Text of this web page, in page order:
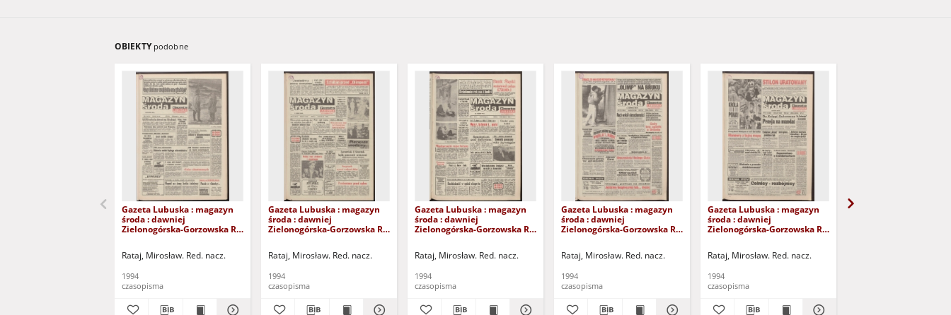
OBIEKTY podobne
Gazeta Lubuska : magazyn
środa : dawniej
Zielonogórska-Gorzowska R.
Rataj, Mirosław. Red. nacz.
1994
czasopisma
Gazeta Lubuska : magazyn
środa : dawniej
Zielonogórska-Gorzowska R.
Rataj, Mirosław. Red. nacz.
1994
czasopisma
Gazeta Lubuska : magazyn
środa : dawniej
Zielonogórska-Gorzowska R.
Rataj, Mirosław. Red. nacz.
1994
czasopisma
Gazeta Lubuska : magazyn
środa : dawniej
Zielonogórska-Gorzowska R.
Rataj, Mirosław. Red. nacz.
1994
czasopisma
Gazeta Lubuska : magazyn
środa : dawniej
Zielonogórska-Gorzowska R.
Rataj, Mirosław. Red. nacz.
1994
czasopisma